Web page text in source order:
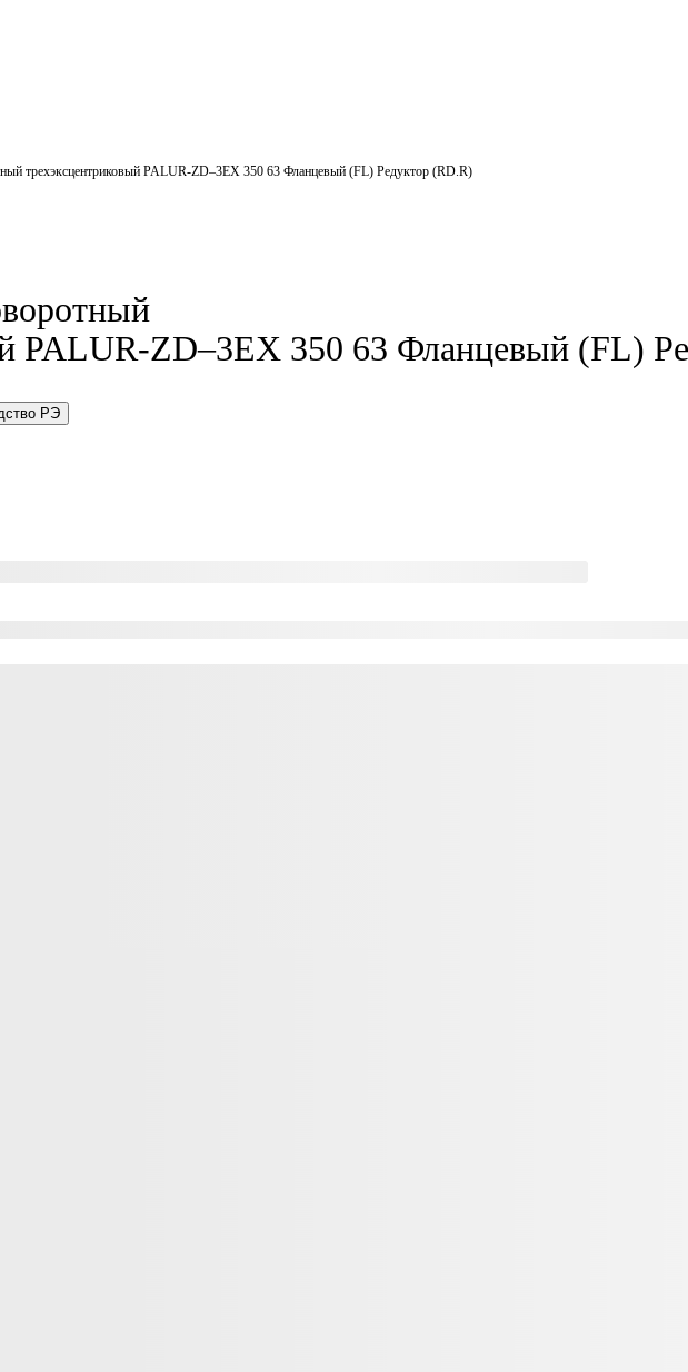
трехэксцентриковый PALUR-ZD–3EX 350 63 Фланцевый (FL) Редуктор (RD.R)
PALUR-ZD–3EX 350 63 Фланцевый (FL)
РЭ